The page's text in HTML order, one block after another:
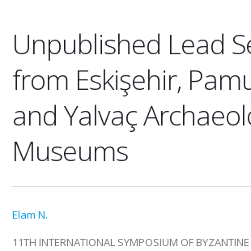
Unpublished Lead
from Eskişehir,
and Yalvaç
Museums
Elam N.
11TH INTERNATIONAL SYMPOSIUM OF